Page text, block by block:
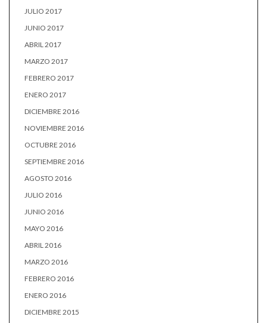
JULIO 2017
JUNIO 2017
ABRIL 2017
MARZO 2017
FEBRERO 2017
ENERO 2017
DICIEMBRE 2016
NOVIEMBRE 2016
OCTUBRE 2016
SEPTIEMBRE 2016
AGOSTO 2016
JULIO 2016
JUNIO 2016
MAYO 2016
ABRIL 2016
MARZO 2016
FEBRERO 2016
ENERO 2016
DICIEMBRE 2015